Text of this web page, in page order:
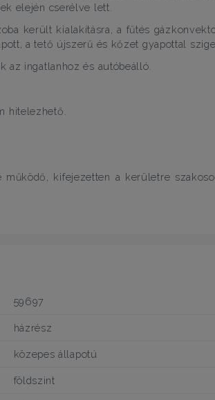
elején cserélve lett.
került kialakításra, a fűtés
a tető újszerű és kőzet gyapottal
az ingatlanhoz és autóbeálló.
hitelezhető.
kifejezetten a kerületre
59697
házrész
közepes állapotú
földszint